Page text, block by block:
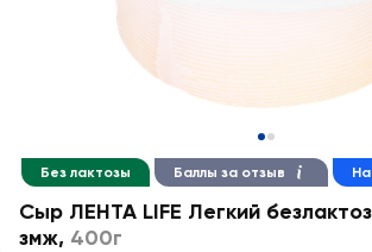
Без лактозы Баллы за отзыв
Сыр ЛЕНТА LIFE Легкий
змж, 400г